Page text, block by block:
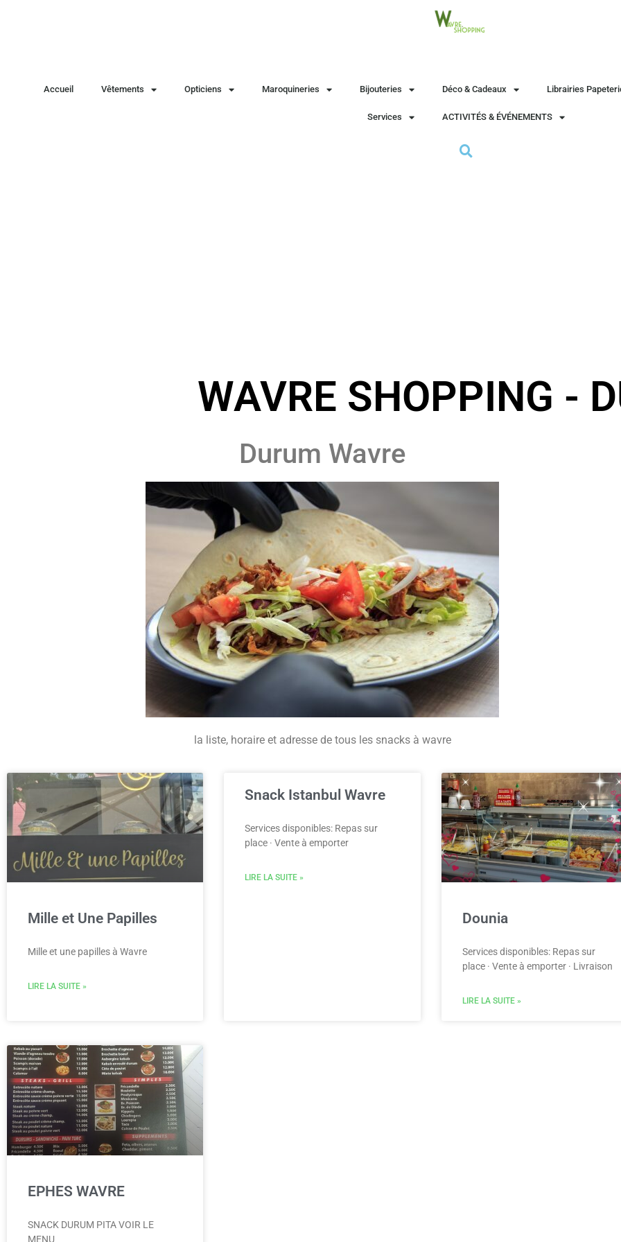
Accueil Vêtements Opticiens Maroquineries Bijouteries Déco & Cadeaux Librairies
Services ACTIVITÉS & ÉVÉNEMENTS
WAVRE SHOPPING -
Durum Wavre
la liste, horaire et adresse de tous les snacks à wavre
Mille et Une Papilles
Mille et une papilles à Wavre
LIRE LA SUITE »
Snack Istanbul Wavre
Services disponibles: Repas sur
place · Vente à emporter
LIRE LA SUITE »
Dounia
Services disponibles: Repas sur
place · Vente à emporter · Livraison
LIRE LA SUITE »
EPHES WAVRE
SNACK DURUM PITA VOIR LE
MENU